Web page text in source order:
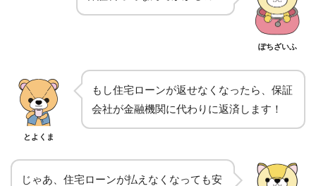
ぽちざいふ
とよくま
もし住宅ローンが返せなくなったら、保証
会社が金融機関に代わりに返済します！
じゃあ、住宅ローンが払えなくなっても安